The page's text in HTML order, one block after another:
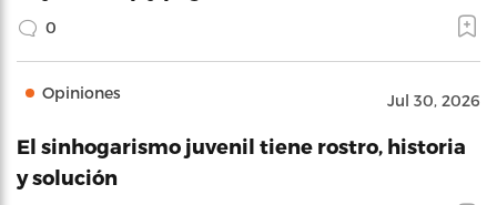
0
Opiniones Jul 30, 2026
El sinhogarismo juvenil tiene rostro, historia
y solución